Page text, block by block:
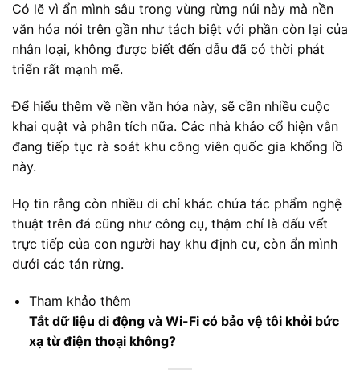
Có lẽ vì ẩn mình sâu trong vùng rừng núi này mà nền
văn hóa nói trên gần như tách biệt với phần còn lại của
nhân loại, không được biết đến dẫu đã có thời phát
triển rất mạnh mẽ.
Để hiểu thêm về nền văn hóa này, sẽ cần nhiều cuộc
khai quật và phân tích nữa. Các nhà khảo cổ hiện vẫn
đang tiếp tục rà soát khu công viên quốc gia khổng lồ
này.
Họ tin rằng còn nhiều di chỉ khác chứa tác phẩm nghệ
thuật trên đá cũng như công cụ, thậm chí là dấu vết
trực tiếp của con người hay khu định cư, còn ẩn mình
dưới các tán rừng.
Tham khảo thêm
Tắt dữ liệu di động và Wi-Fi có bảo vệ tôi khỏi bức
xạ từ điện thoại không?